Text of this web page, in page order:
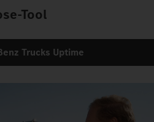
Tool
Trucks Uptime